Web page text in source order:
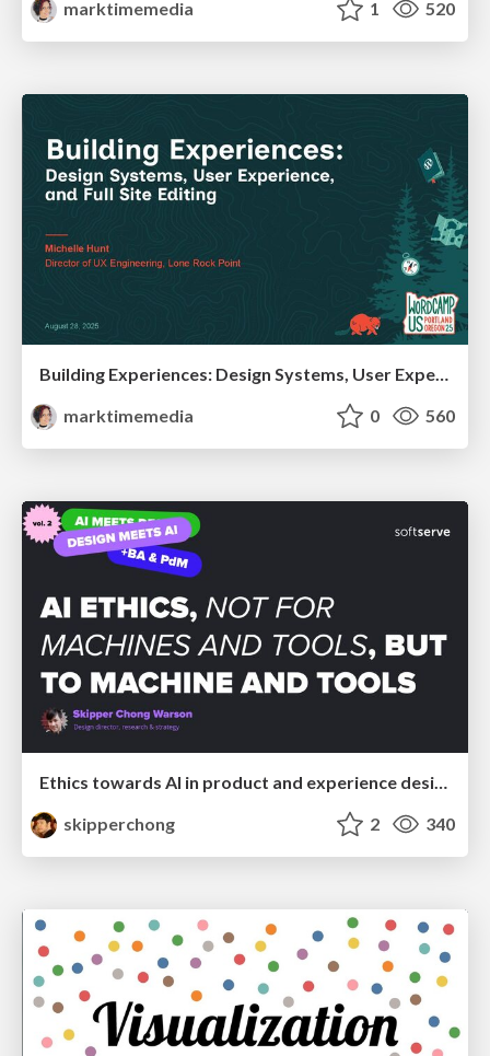
marktimemedia 1 520
Building Experiences: Design Systems, User Experience, and Full Site Editing
marktimemedia
0 560
Ethics towards AI in product and experience design
skipperchong
2 340